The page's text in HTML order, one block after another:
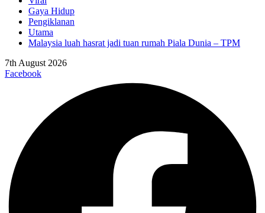
Gaya Hidup
Pengiklanan
Utama
Malaysia luah hasrat jadi tuan rumah Piala Dunia – TPM
7th August 2026
Facebook